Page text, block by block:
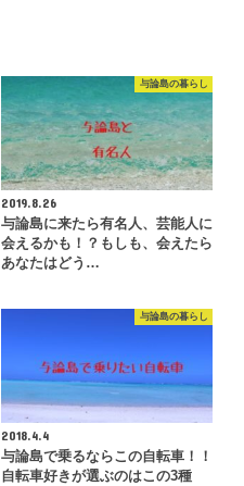
与論島の暮らし
2019.8.26
与論島に来たら有名人、芸能人に
会えるかも！？もしも、会えたら
あなたはどう…
与論島の暮らし
2018.4.4
与論島で乗るならこの自転車！！
自転車好きが選ぶのはこの3種